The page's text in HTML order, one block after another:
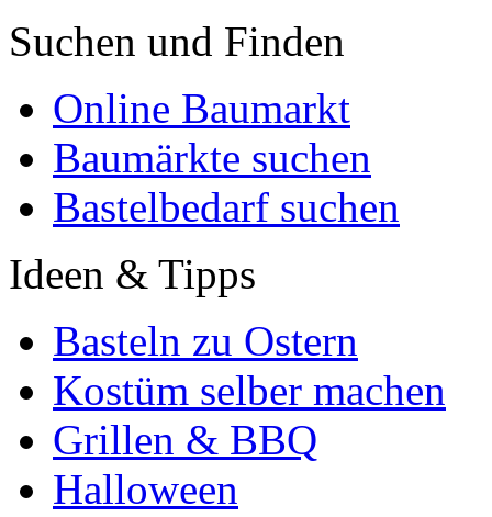
Suchen und Finden
Online Baumarkt
Baumärkte suchen
Bastelbedarf suchen
Ideen & Tipps
Basteln zu Ostern
Kostüm selber machen
Grillen & BBQ
Halloween